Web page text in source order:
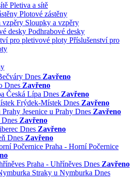
Pletiva a sítě
Plotové zástěny
Sloupky a vzpěry
Podhrabové desky
Příslušenství pro
Dnes Zavřeno
Dnes Zavřeno
Česká Lípa Dnes Zavřeno
Frýdek-Místek Dnes Zavřeno
Jesenice u Prahy Dnes Zavřeno
Dnes Zavřeno
Dnes Zavřeno
Dnes Zavřeno
Praha - Horní Počernice
Praha - Uhříněves Dnes Zavřeno
Straky u Nymburka Dnes